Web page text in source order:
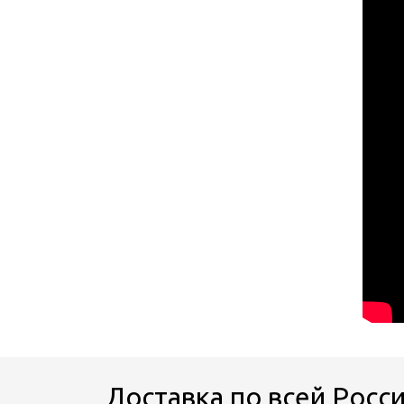
Доставка по всей